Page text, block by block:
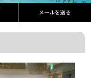
メールを送る